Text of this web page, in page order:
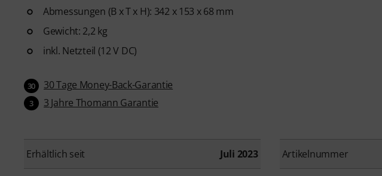
Abmessungen (B x T x H): 342 x 153 x 68 mm
Gewicht: 2,2 kg
inkl. Netzteil (12 V DC)
30 30 Tage Money-Back-Garantie
3 3 Jahre Thomann Garantie
Erhältlich seit Juli 2023 Artikelnummer